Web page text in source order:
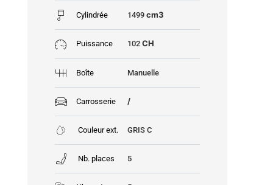
Cylindrée 1499cm3
Puissance 102CH
Boîte Manuelle
Carrosserie /
Couleur ext. GRIS C
Nb. places 5